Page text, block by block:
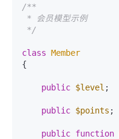
/**
*/
class Member
{
public $level ;
public $points ;
public function